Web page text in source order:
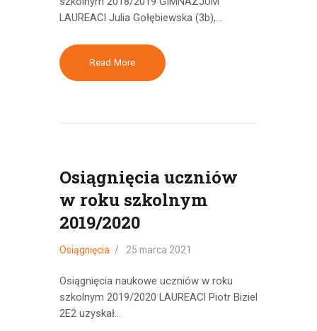
LAUREACI Julia Gołębiewska (3b),…
Read More
Osiągnięcia uczniów
w roku szkolnym
2019/2020
Osiągnięcia 25 marca 2021
Osiągnięcia naukowe uczniów w roku
szkolnym 2019/2020 LAUREACI Piotr Biziel
2E2 uzyskał…